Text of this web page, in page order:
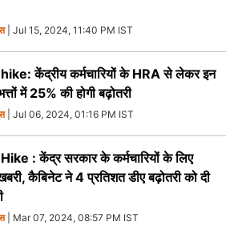
| Jul 15, 2024, 11:40 PM IST
केंद्रीय कर्मचारियों के HRA से लेकर इन
में 25% की होगी बढ़ोतरी
| Jul 06, 2024, 01:16 PM IST
: केंद्र सरकार के कर्मचारियों के लिए
कैबिनेट ने 4 प्रतिशत डीए बढ़ोतरी को दी
| Mar 07, 2024, 08:57 PM IST